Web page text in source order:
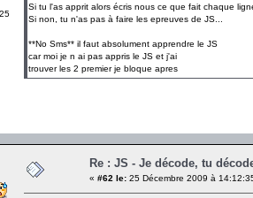
Si tu l'as apprit alors écris nous ce que fait chaque
Si non, tu n'as pas à faire les epreuves de JS...
**No Sms** il faut absolument apprendre le JS
car moi je n ai pas appris le JS et j'ai
trouver les 2 premier je bloque apres
Re : JS - Je décode, tu
« #62 le: 25 Décembre 2009 à